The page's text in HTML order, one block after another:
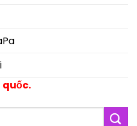
quốc.